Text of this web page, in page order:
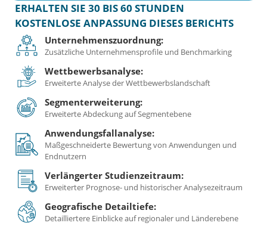
ERHALTEN SIE 30 BIS 60 STUNDEN
KOSTENLOSE ANPASSUNG DIESES BERICHTS
Unternehmenszuordnung:
Zusätzliche Unternehmensprofile und Benchmarking
Wettbewerbsanalyse:
Erweiterte Analyse der Wettbewerbslandschaft
Segmenterweiterung:
Erweiterte Abdeckung auf Segmentebene
Anwendungsfallanalyse:
Maßgeschneiderte Bewertung von Anwendungen und
Endnutzern
Verlängerter Studienzeitraum:
Erweiterter Prognose- und historischer Analysezeitraum
Geografische Detailtiefe:
Detailliertere Einblicke auf regionaler und Länderebene